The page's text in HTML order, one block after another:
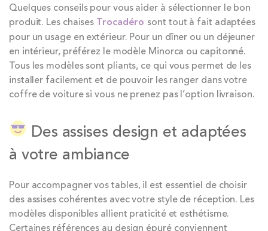
Quelques conseils pour vous aider à sélectionner le bon
produit. Les chaises Trocadéro sont tout à fait adaptées
pour un usage en extérieur. Pour un dîner ou un déjeuner
en intérieur, préférez le modèle Minorca ou capitonné.
Tous les modèles sont pliants, ce qui vous permet de les
installer facilement et de pouvoir les ranger dans votre
coffre de voiture si vous ne prenez pas l’option livraison.
Des assises design et adaptées
à votre ambiance
Pour accompagner vos tables, il est essentiel de choisir
des assises cohérentes avec votre style de réception. Les
modèles disponibles allient praticité et esthétisme.
Certaines références au design épuré conviennent